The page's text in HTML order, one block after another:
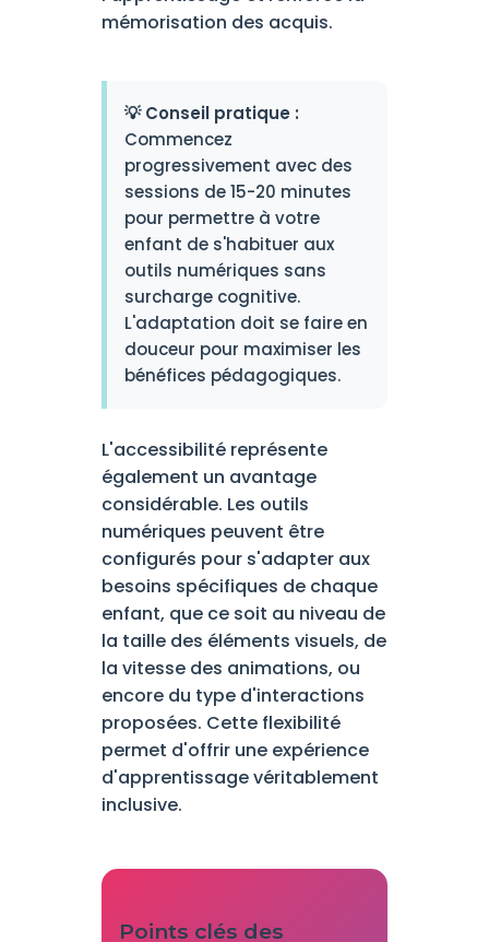
mémorisation des acquis.
💡 Conseil pratique :
Commencez
progressivement avec des
sessions de 15-20 minutes
pour permettre à votre
enfant de s'habituer aux
outils numériques sans
surcharge cognitive.
L'adaptation doit se faire en
douceur pour maximiser les
bénéfices pédagogiques.
L'accessibilité représente
également un avantage
considérable. Les outils
numériques peuvent être
configurés pour s'adapter aux
besoins spécifiques de chaque
enfant, que ce soit au niveau de
la taille des éléments visuels, de
la vitesse des animations, ou
encore du type d'interactions
proposées. Cette flexibilité
permet d'offrir une expérience
d'apprentissage véritablement
inclusive.
Points clés des